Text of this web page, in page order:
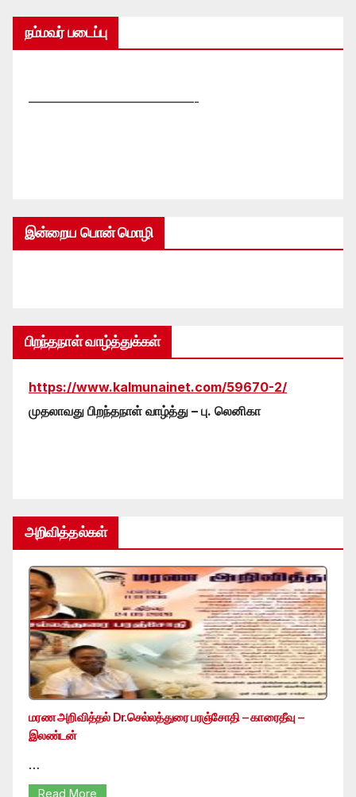
நம்மவர் படைப்பு
—————————————-
இன்றைய பொன் மொழி
பிறந்தநாள் வாழ்த்துக்கள்
https://www.kalmunainet.com/59670-2/
முதலாவது பிறந்தநாள் வாழ்த்து – பு. லெனிகா
அறிவித்தல்கள்
மரண அறிவித்தல் Dr.செல்லத்துரை பரஞ்சோதி – காரைதீவு –
இலண்டன்
…
Read More